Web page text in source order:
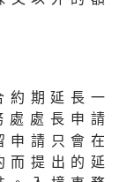
約期延長一
處處長申請
申請只會在
而提出的延